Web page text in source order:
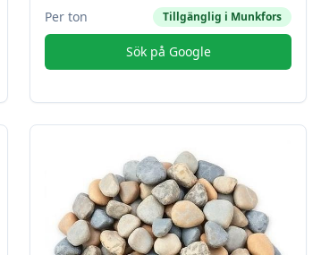
Per ton
Tillgänglig i Munkfors
Sök på Google